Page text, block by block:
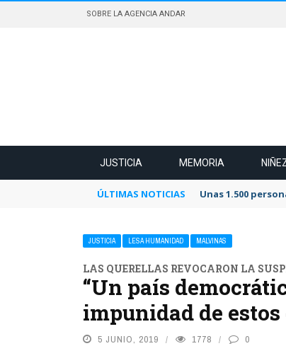
SOBRE LA AGENCIA ANDAR
JUSTICIA MEMORIA
ÚLTIMAS NOTICIAS Unas 1.500
JUSTICIA LESA HUMANIDAD MALVINAS
LAS QUERELLAS REVOCARON LA
“Un país
impunidad de estos
5 JUNIO, 2019 1778 0